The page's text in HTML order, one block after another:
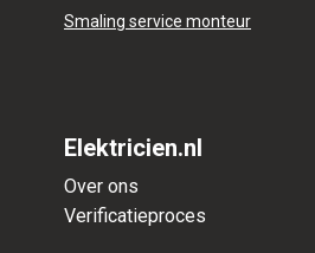
Smaling service monteur
Elektricien.nl
Over ons
Verificatieproces